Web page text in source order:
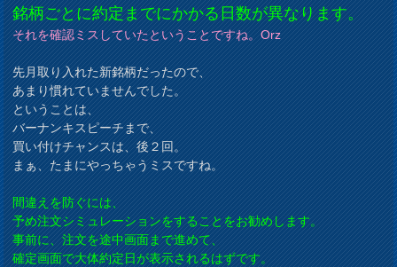
銘柄ごとに約定までにかかる日数が異なります。
それを確認ミスしていたということですね。Orz
先月取り入れた新銘柄だったので、
あまり慣れていませんでした。
ということは、
バーナンキスピーチまで、
買い付けチャンスは、後２回。
まぁ、たまにやっちゃうミスですね。
間違えを防ぐには、
予め注文シミュレーションをすることをお勧めします。
事前に、注文を途中画面まで進めて、
確定画面で大体約定日が表示されるはずです。